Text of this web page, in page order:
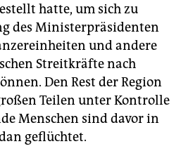
hatte, um sich zu
des Ministerpräsidenten
und andere
Streitkräfte nach
Den Rest der Region
Teilen unter Kontrolle
Menschen sind davor in
geflüchtet.